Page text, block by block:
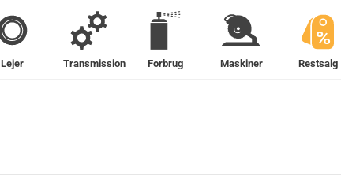
Lejer Transmission Forbrug Maskiner
%
Restsalg